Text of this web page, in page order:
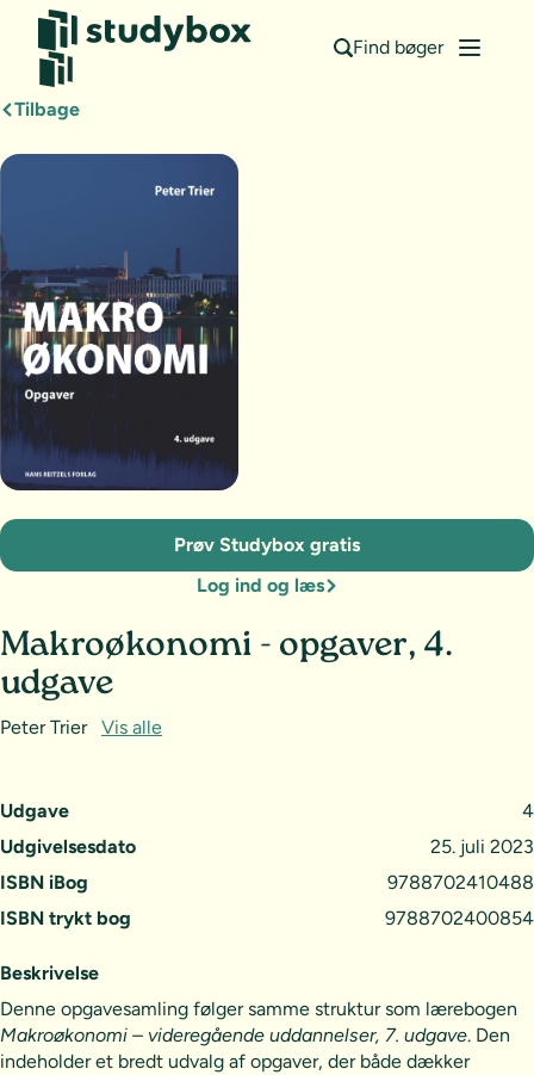
Find bøger
Tilbage
Udgave
4
Udgivelsesdato
25. juli 2023
ISBN iBog
9788702410488
ISBN trykt bog
9788702400854
Makroøkonomi - opgaver, 4.
udgave
Peter Trier Vis alle
Prøv Studybox gratis
Log ind og læs
Beskrivelse
Denne opgavesamling følger samme struktur som lærebogen
Makroøkonomi – videregående uddannelser, 7. udgave. Den
indeholder et bredt udvalg af opgaver, der både dækker